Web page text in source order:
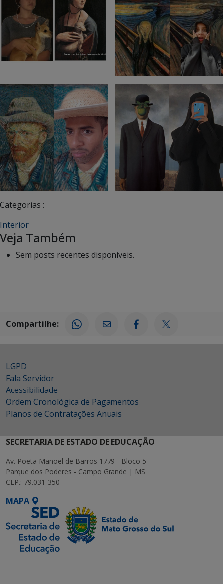
Categorias :
Interior
Veja Também
Sem posts recentes disponíveis.
Compartilhe:
LGPD
Fala Servidor
Acessibilidade
Ordem Cronológica de Pagamentos
Planos de Contratações Anuais
SECRETARIA DE ESTADO DE EDUCAÇÃO
Av. Poeta Manoel de Barros 1779 - Bloco 5
Parque dos Poderes - Campo Grande | MS
CEP.: 79.031-350
MAPA